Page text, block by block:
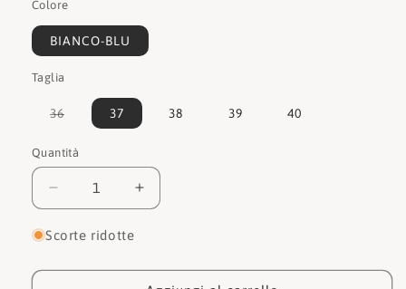
Colore
BIANCO-BLU
Taglia
36Variante
esaurita
non
37 38 39 40
Quantità
Quantità
Diminuisci
quantità
per
Sandalo
Aumenta
quantità
Sandalo
Scorte ridotte